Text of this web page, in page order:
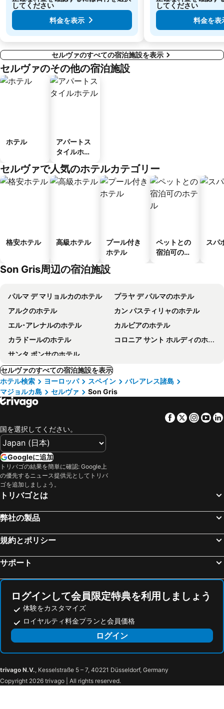
してください
料金を表示
してください
料金を表
セルヴァのすべての宿泊施設を表示
セルヴァのその他の宿泊施設
ホテル
アパートス
タイルホテ
セルヴァで人気のホテルカテゴリー
格安ホテル 高級ホテル
プール付き
ホテル
ペットとの
宿泊可のホ
スパ
Son Gris周辺の宿泊施設
パルマ デ マリョルカのホテル
プラヤ デ パルマのホテル
アルクのホテル
カン パスティリャのホテル
エル･アレナルのホテル
カルビアのホテル
カラドールのホテル
コロニア サント ホルディのホテル
サンタ ポンサのホテル
セルヴァのすべての宿泊施設を表示
ホテル検索
ヨーロッパ スペイン
バレアレス諸島
マジョルカ島
セルヴァ Son Gris
Facebook
Twitter
国を選択してください。
Googleに追加
トリバゴの結果を簡単に確認: Google上
の優先するニュース提供元としてトリバ
ゴを追加しましょう。
トリバゴとは
弊社の製品
規約とポリシー
サポート
ログインして会員限定特典を利用しましょう
体験をカスタマイズ
ロイヤルティ料金プランと会員価格
ログイン
trivago N.V., Kesselstraße 5 – 7, 40221 Düsseldorf, Germany
Copyright 2026 trivago | All rights reserved.